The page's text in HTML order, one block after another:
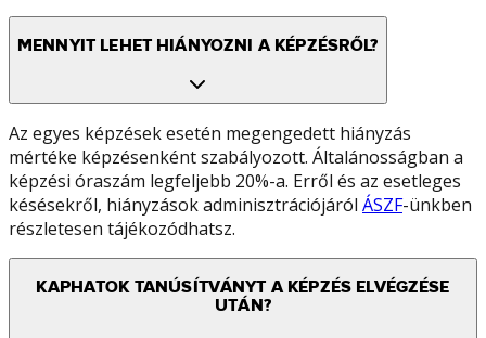
MENNYIT LEHET HIÁNYOZNI A KÉPZÉSRŐL?
Az egyes képzések esetén megengedett hiányzás
mértéke képzésenként szabályozott. Általánosságban a
képzési óraszám legfeljebb 20%-a. Erről és az esetleges
késésekről, hiányzások adminisztrációjáról ÁSZF-ünkben
részletesen tájékozódhatsz.
KAPHATOK TANÚSÍTVÁNYT A KÉPZÉS ELVÉGZÉSE
UTÁN?